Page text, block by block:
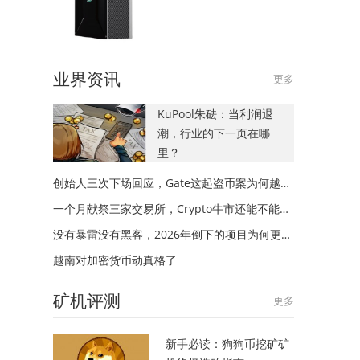
更多
业界资讯
KuPool朱砝：当利润退
潮，行业的下一页在哪
里？
创始人三次下场回应，Gate这起盗币案为何越描越黑？
一个月献祭三家交易所，Crypto牛市还能不能来？
没有暴雷没有黑客，2026年倒下的项目为何更多？
越南对加密货币动真格了
更多
矿机评测
新手必读：狗狗币挖矿矿